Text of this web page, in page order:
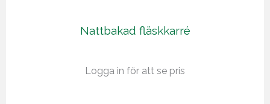
Nattbakad fläskkarré
Logga in för att se pris